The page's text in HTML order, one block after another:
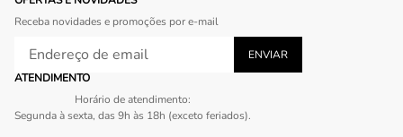
Receba novidades e promoções por e-mail
ATENDIMENTO
Horário de atendimento:
Segunda à sexta, das 9h às 18h (exceto feriados).